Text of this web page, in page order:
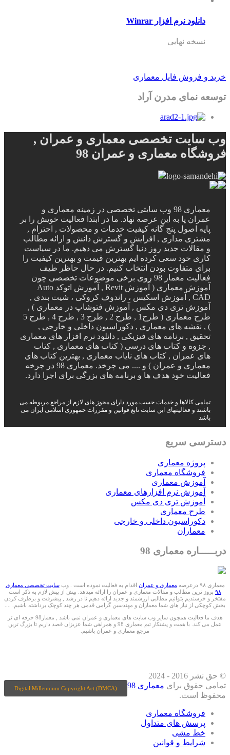
دانلود نرم افزار Winrar
نسخه نهایی
خرید و فروش فایل معماری
توسعه نمای مدرن آراد
وب سایت تخصصی معماری و عمران ,
فروشگاه معماری و عمران 98
معماری 98 وب سایتی تخصصی در زمینه معماری و
عمران پا به این عرصه نهاد. ما در ابتدا فعالیت خویش را بر
پایه اصول پنج گانه کیفیت خدمات و محصولات , احترام ,
مشتری مداری , افزایش و گسترش دانش و ارائه مطالب
و مقالات جدید روز دنیا گسترش می دهیم. ما در سیاست
کاری خود سعی کرده ایم بهترین قیمت و بهترین کیفیت را
برای متفاوت بودن انتخاب کنیم. در حال حاظر طیف
فعالیت معمار 98 روی برخی موضوعات تخصصی چون
آموزش معماری ( آموزش Revit , آموزش اتوکد Auto
CAD , آموزش اسکیس ، راندوف کروکی ، شیت بندی ,
آموزش تری دی مکس , آموزش فتوشاپ در معماری ) ,
طرح معماری ( طرح1 , طرح 2 , طرح 3 , طرح 4 , طرح 5
) , نقشه های معماری , دکوراسیون داخلی و خارجی ,
تحقیق , برنامه های فیزیکی , دانلود نرم افزار های معماری
, جزوه و کتاب های درسی ( کتاب های معماری , کتاب
های عمران , کتاب های نایاب معماری , بهترین کتاب های
معماری و عمران ) و .... می چرخد. معماری 98 در چرخه
فعالیت خود هدف ها و برنامه های بزرگی برای اجرا دارد.
تمامی کالاها و خدمات حسب مورد دارای مجوز های لازم از مراجع مربوطه می
باشند و فعالیتهای این سایت تابع قوانین و مقررات جمهوری اسلامی ایران می
باشد
دسترسی سریع
پروژه معماری
فروشگاه معماری
آموزش معماری
آموزش نرم افزارهای معماری
آموزش تری دی مکس
طرح معماری
دکوراسیون داخلی و خارجی
معماران
دربـــــاره معماری 98
معماری ۹۸ درعرصه معماری و عمران اقدام به فعالیت نموده است . وبسایت تخصصی معماری
۹۸ بروز ترین مطالب و مقالات معماری و عمران را ارائه میدهد. پیش از پیش لازم به ذکر است
مفتخر و خرسندیم بتوانیم مطالبی ارزشمند و جدید ارائه دهیم تا در رشد , پیشرفت و برطرف کردن
بخش کوچکی از نیاز های شما معماران و مهندسین گرامی قدمی هر چند کوچک برداشته باشیم. ....
هدف ما فعالیت همچون سایر وب سایت های معماری و عمران نمی باشد , معمار98 حرفه ای تر
عمل می کند. با همت و پشتکار تیم معماری 98 و همراهی شما عزیزان قصد داریم تا بزرگ ترین
مرجع معماری و عمران باشیم.
Digital Millennium Copyright Act (DMCA)
© حق نشر 2016 - 2024
تمامی حقوق برای معماری 98
محفوظ است.
فروشگاه معماری
پرسش های متداول
خط مشی
شرایط و قوانین